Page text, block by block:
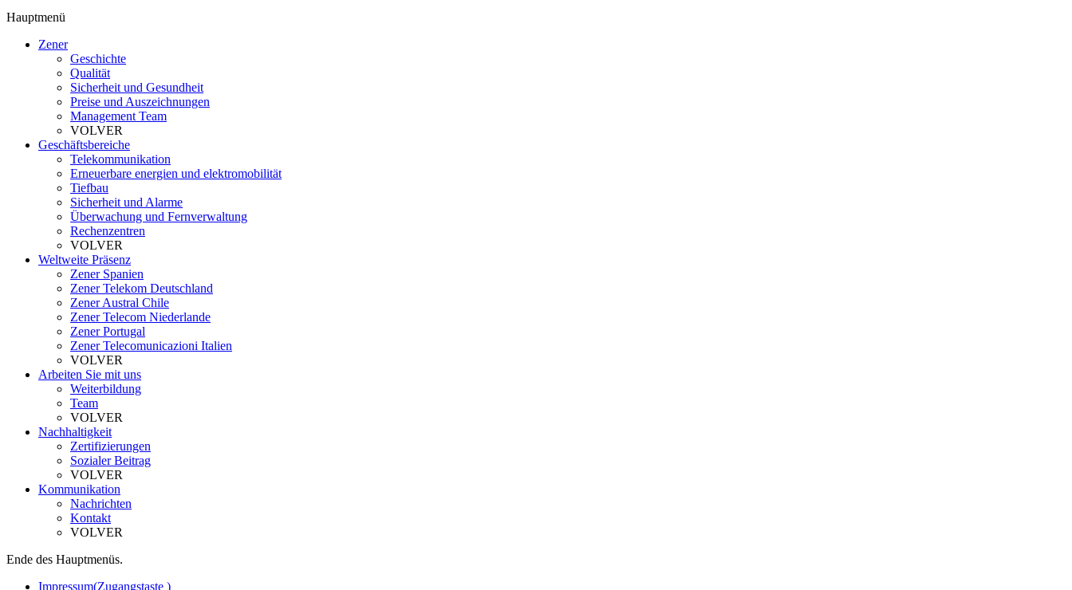
Hauptmenü
Zener
Geschichte
Qualität
Sicherheit und Gesundheit
Preise und Auszeichnungen
Management Team
VOLVER
Geschäftsbereiche
Telekommunikation
Erneuerbare energien und elektromobilität
Tiefbau
Sicherheit und Alarme
Überwachung und Fernverwaltung
Rechenzentren
VOLVER
Weltweite Präsenz
Zener Spanien
Zener Telekom Deutschland
Zener Austral Chile
Zener Telecom Niederlande
Zener Portugal
Zener Telecomunicazioni Italien
VOLVER
Arbeiten Sie mit uns
Weiterbildung
Team
VOLVER
Nachhaltigkeit
Zertifizierungen
Sozialer Beitrag
VOLVER
Kommunikation
Nachrichten
Kontakt
VOLVER
Ende des Hauptmenüs.
Impressum(Zugangstaste )